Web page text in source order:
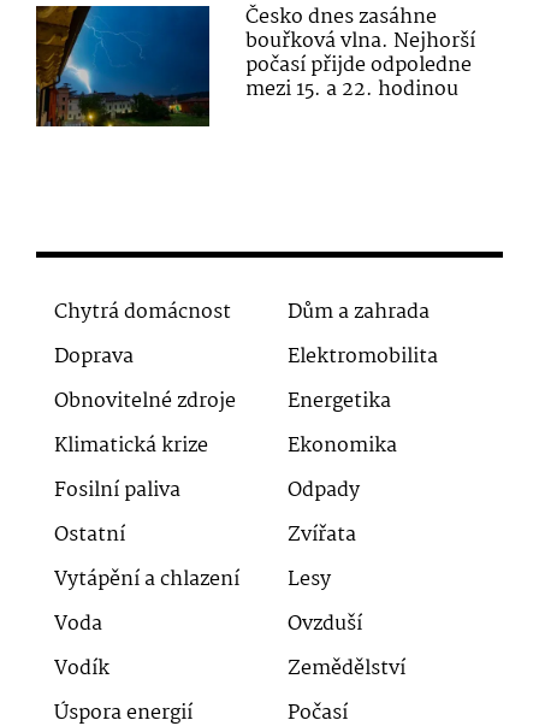
Česko dnes zasáhne
bouřková vlna. Nejhorší
počasí přijde odpoledne
mezi 15. a 22. hodinou
Chytrá domácnost
Dům a zahrada
Doprava
Elektromobilita
Obnovitelné zdroje
Energetika
Klimatická krize
Ekonomika
Fosilní paliva
Odpady
Ostatní
Zvířata
Vytápění a chlazení
Lesy
Voda
Ovzduší
Vodík
Zemědělství
Úspora energií
Počasí